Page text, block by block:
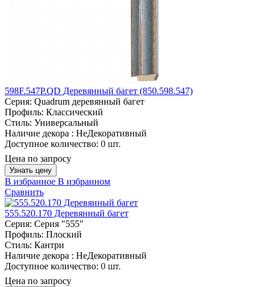
598F.547P.QD Деревянный багет (850.598.547)
Серия: Quadrum деревянный багет
Профиль: Классический
Стиль: Универсальный
Наличие декора : НеДекоративный
Доступное количество: 0 шт.
Цена по запросу
Узнать цену
В избранное В избранном
Сравнить
555.520.170 Деревянный багет
Серия: Серия "555"
Профиль: Плоский
Стиль: Кантри
Наличие декора : НеДекоративный
Доступное количество: 0 шт.
Цена по запросу